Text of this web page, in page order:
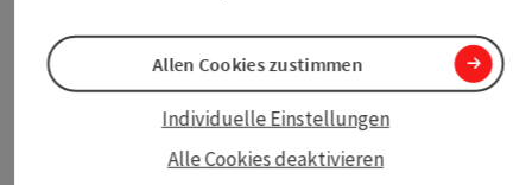
Fax
+43 732 7277-804
info@donauregion.at
Web
www.donauregion.at
Alle Cookies deaktivieren
Individuelle Einstellungen
Allen Cookies zustimmen